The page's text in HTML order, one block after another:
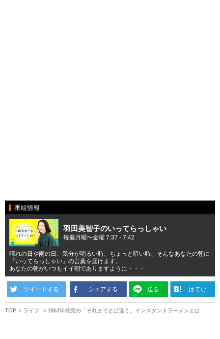
番組情報
羽田美智子のいってらっしゃい
毎週月曜〜金曜 7:37 - 7:42
晴れの日や雨の日、気分が明るい時、ちょっと暗い時、そんなあなたの朝に
『いってらっしゃい』の言葉を届けます。
あなたの朝がいつもイイ朝でありますように・・・
ツイートする シェアする 送る はてな
TOP ライフ 1962年発売の「それまでとは違う」インスタントラーメンとは